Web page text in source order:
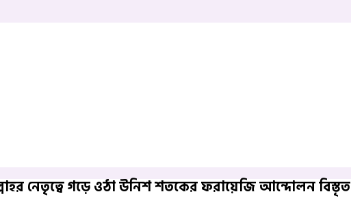
নেতৃত্বে গড়ে ওঠা উনিশ শতকের ফরায়েজি আন্দোলন বিস্তৃত